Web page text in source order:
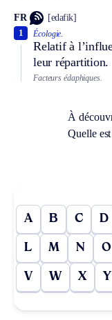
FR [edafik]
Écologie.
Relatif à
leur répartition.
1
Facteurs édaphiques.
À
Quelle
A B C D
L M N O
V W X Y